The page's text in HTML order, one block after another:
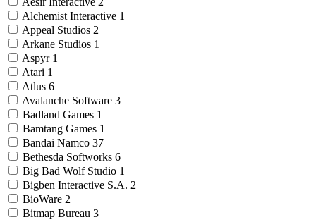
Alchemist Interactive 1
Appeal Studios 2
Arkane Studios 1
Aspyr 1
Atari 1
Atlus 6
Avalanche Software 3
Badland Games 1
Bamtang Games 1
Bandai Namco 37
Bethesda Softworks 6
Big Bad Wolf Studio 1
Bigben Interactive S.A. 2
BioWare 2
Bitmap Bureau 3